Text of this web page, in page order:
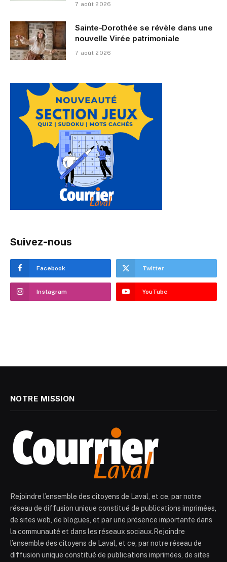
7 août 2026
Sainte-Dorothée se révèle dans une
nouvelle Virée patrimoniale
7 août 2026
Suivez-nous
Facebook Twitter
Instagram YouTube
NOTRE MISSION
Rejoindre l’ensemble des citoyens de Laval, et ce, par notre
réseau de diffusion unique constitué de publications imprimées,
de sites web, de blogues, et par une présence importante dans
la communauté et dans les réseaux sociaux.Rejoindre
l’ensemble des citoyens de Laval, et ce, par notre réseau de
diffusion unique constitué de publications imprimées, de sites